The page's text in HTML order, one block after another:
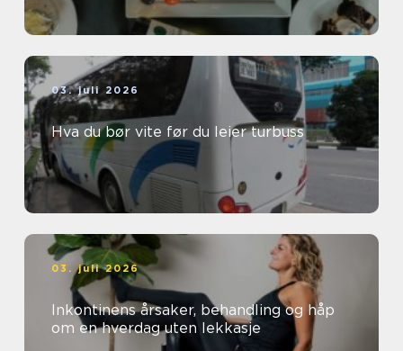
03. juli 2026
Hva du bør vite før du leier turbuss
03. juli 2026
Inkontinens årsaker, behandling og håp
om en hverdag uten lekkasje